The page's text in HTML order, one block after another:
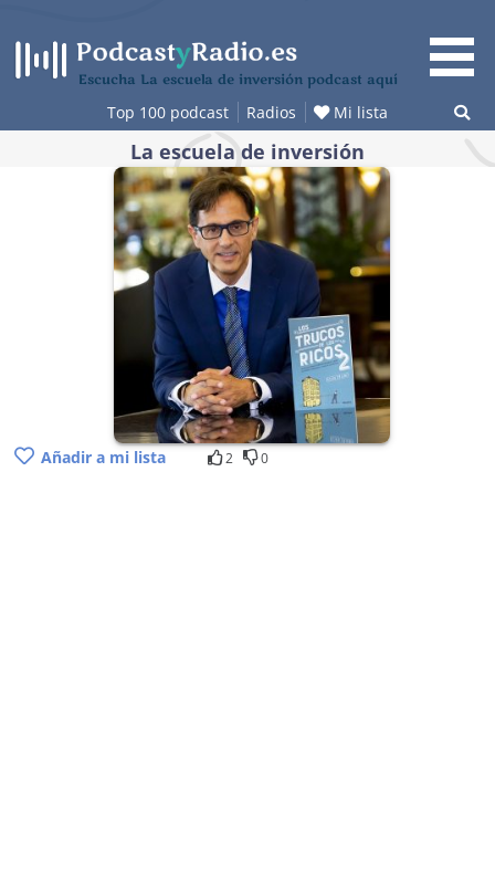
contenido
Escucha La escuela de inversión podcast aquí
Top 100 podcast Radios Mi lista
La escuela de inversión
Añadir a mi lista 2 0